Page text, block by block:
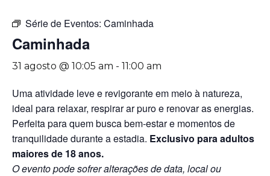
Série de Eventos: Caminhada
Caminhada
31 agosto @ 10:05 am - 11:00 am
Uma atividade leve e revigorante em meio à natureza,
ideal para relaxar, respirar ar puro e renovar as energias.
Perfeita para quem busca bem-estar e momentos de
tranquilidade durante a estadia. Exclusivo para adultos
maiores de 18 anos.
O evento pode sofrer alterações de data, local ou